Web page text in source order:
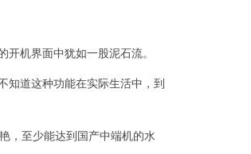
开机界面中犹如一股泥石流。
知道这种功能在实际生活中，到
，至少能达到国产中端机的水